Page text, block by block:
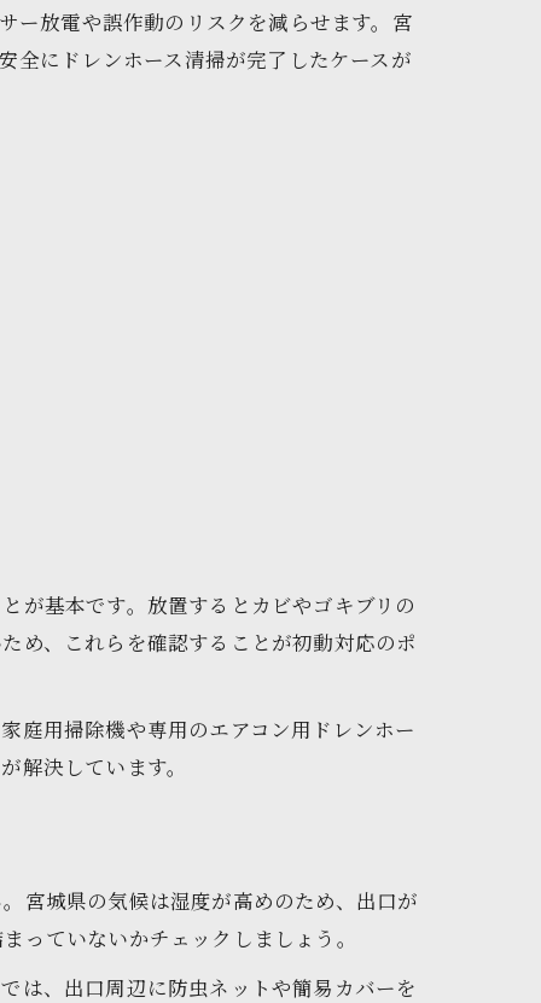
ー放電や誤作動のリスクを減らせます。宮
全にドレンホース清掃が完了したケースが
が基本です。放置するとカビやゴキブリの
め、これらを確認することが初動対応のポ
庭用掃除機や専用のエアコン用ドレンホー
解決しています。
宮城県の気候は湿度が高めのため、出口が
っていないかチェックしましょう。
は、出口周辺に防虫ネットや簡易カバーを